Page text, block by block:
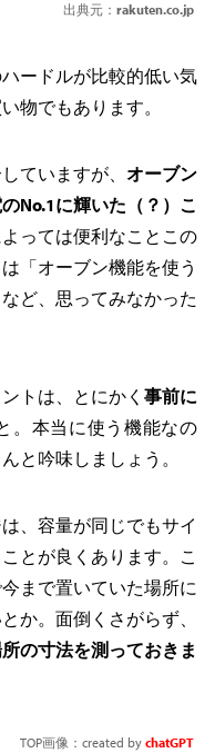
出典元： rakuten.co.jp
ードルが比較的低い気
物でもあります。
ていますが、 オーブン
No.1に輝いた（？）こ
っては便利なことこの
「オーブン機能を使う
ど、思ってみなかった
トは、とにかく 事前に
。本当に使う機能なの
と吟味しましょう。
、容量が同じでもサイ
とが良くあります。こ
まで置いていた場所に
か。面倒くさがらず、
の寸法を測っておきま
TOP画像：created by chatGPT